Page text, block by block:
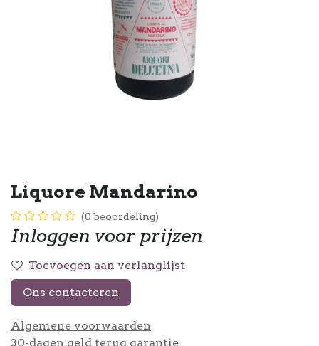
Liquore Mandarino
(0 beoordeling)
Inloggen voor prijzen
Toevoegen aan verlanglijst
Ons contacteren
Algemene voorwaarden
30-dagen geld terug garantie